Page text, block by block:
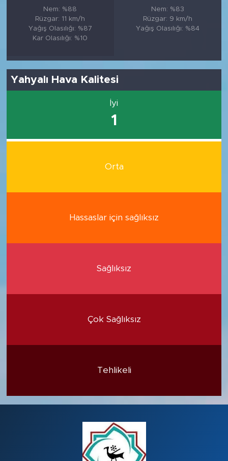
Nem: %88
Rüzgar: 11 km/h
Yağış Olasılığı: %87
Kar Olasılığı: %10
Nem: %83
Rüzgar: 9 km/h
Yağış Olasılığı: %84
Yahyalı Hava Kalitesi
İyi
1
Orta
Hassaslar için sağlıksız
Sağlıksız
Çok Sağlıksız
Tehlikeli